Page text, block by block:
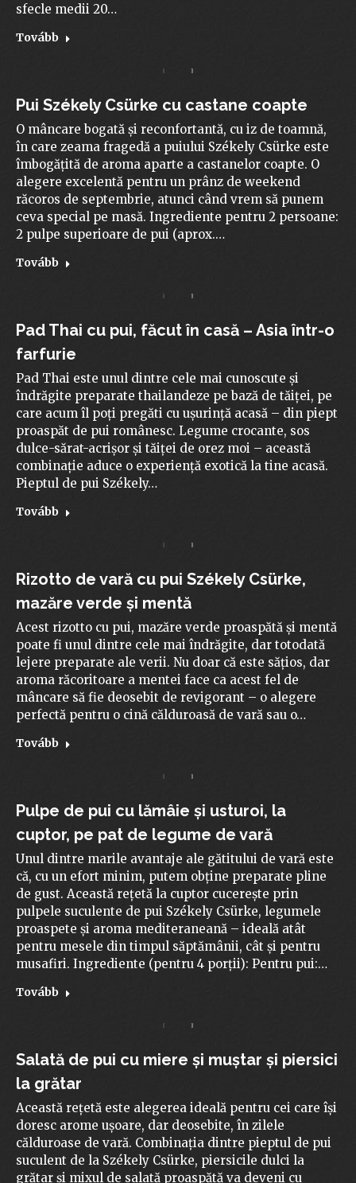
sfecle medii 20…
Tovább
Pui Székely Csürke cu castane coapte
O mâncare bogată și reconfortantă, cu iz de toamnă,
în care zeama fragedă a puiului Székely Csürke este
îmbogățită de aroma aparte a castanelor coapte. O
alegere excelentă pentru un prânz de weekend
răcoros de septembrie, atunci când vrem să punem
ceva special pe masă. Ingrediente pentru 2 persoane:
2 pulpe superioare de pui (aprox.…
Tovább
Pad Thai cu pui, făcut în casă – Asia într-o
farfurie
Pad Thai este unul dintre cele mai cunoscute și
îndrăgite preparate thailandeze pe bază de tăiței, pe
care acum îl poți pregăti cu ușurință acasă – din piept
proaspăt de pui românesc. Legume crocante, sos
dulce-sărat-acrișor și tăiței de orez moi – această
combinație aduce o experiență exotică la tine acasă.
Pieptul de pui Székely…
Tovább
Rizotto de vară cu pui Székely Csürke,
mazăre verde și mentă
Acest rizotto cu pui, mazăre verde proaspătă și mentă
poate fi unul dintre cele mai îndrăgite, dar totodată
lejere preparate ale verii. Nu doar că este sățios, dar
aroma răcoritoare a mentei face ca acest fel de
mâncare să fie deosebit de revigorant – o alegere
perfectă pentru o cină călduroasă de vară sau o…
Tovább
Pulpe de pui cu lămâie și usturoi, la
cuptor, pe pat de legume de vară
Unul dintre marile avantaje ale gătitului de vară este
că, cu un efort minim, putem obține preparate pline
de gust. Această rețetă la cuptor cucerește prin
pulpele suculente de pui Székely Csürke, legumele
proaspete și aroma mediteraneană – ideală atât
pentru mesele din timpul săptămânii, cât și pentru
musafiri. Ingrediente (pentru 4 porții): Pentru pui:…
Tovább
Salată de pui cu miere și muștar și piersici
la grătar
Această rețetă este alegerea ideală pentru cei care își
doresc arome ușoare, dar deosebite, în zilele
călduroase de vară. Combinația dintre pieptul de pui
suculent de la Székely Csürke, piersicile dulci la
grătar și mixul de salată proaspătă va deveni cu